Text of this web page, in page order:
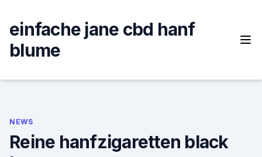
content
einfache jane cbd hanf
blume
NEWS
Reine hanfzigaretten black